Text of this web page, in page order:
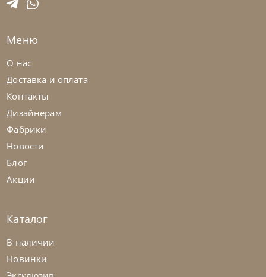
Samoa
Диван Royal
Меню
О нас
Доставка и оплата
Контакты
Дизайнерам
Фабрики
Новости
Блог
Акции
Каталог
В наличии
Новинки